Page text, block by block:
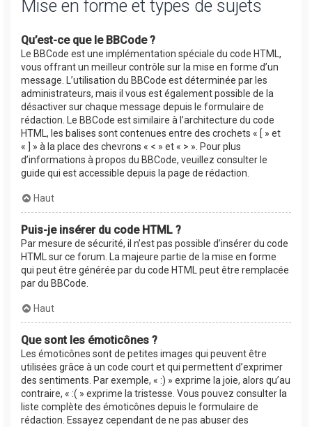
Mise en forme et types de sujets
Qu’est-ce que le BBCode ?
Le BBCode est une implémentation spéciale du code HTML,
vous offrant un meilleur contrôle sur la mise en forme d’un
message. L’utilisation du BBCode est déterminée par les
administrateurs, mais il vous est également possible de la
désactiver sur chaque message depuis le formulaire de
rédaction. Le BBCode est similaire à l’architecture du code
HTML, les balises sont contenues entre des crochets « [ » et
« ] » à la place des chevrons « < » et « > ». Pour plus
d’informations à propos du BBCode, veuillez consulter le
guide qui est accessible depuis la page de rédaction.
Haut
Puis-je insérer du code HTML ?
Par mesure de sécurité, il n’est pas possible d’insérer du code
HTML sur ce forum. La majeure partie de la mise en forme
qui peut être générée par du code HTML peut être remplacée
par du BBCode.
Haut
Que sont les émoticônes ?
Les émoticônes sont de petites images qui peuvent être
utilisées grâce à un code court et qui permettent d’exprimer
des sentiments. Par exemple, « :) » exprime la joie, alors qu’au
contraire, « :( » exprime la tristesse. Vous pouvez consulter la
liste complète des émoticônes depuis le formulaire de
rédaction. Essayez cependant de ne pas abuser des